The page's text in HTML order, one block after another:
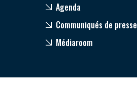
Agenda
Communiqués de presse
Médiaroom